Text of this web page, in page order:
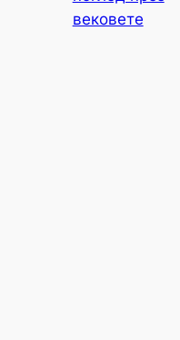
вековете